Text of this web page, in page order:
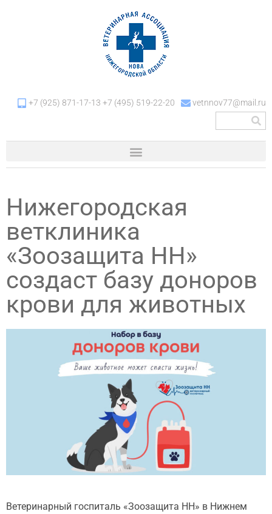
+7 (925) 871-17-13 +7 (495) 519-22-20 vetnnov77@mail.ru
Нижегородская
ветклиника
«Зоозащита НН»
создаст базу доноров
крови для животных
Ветеринарный госпиталь «Зоозащита НН» в Нижнем